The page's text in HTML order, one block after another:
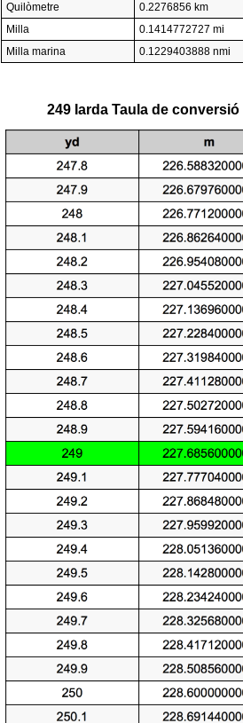
Quilòmetre
0.2276856 km
Milla
0.1414772727 mi
Milla marina
0.1229403888 nmi
249 Iarda Taula de conversió